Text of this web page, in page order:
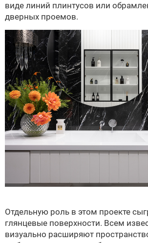
виде линий плинтусов или
дверных проемов.
Отдельную роль в этом проекте
глянцевые поверхности. Всем
визуально расширяют